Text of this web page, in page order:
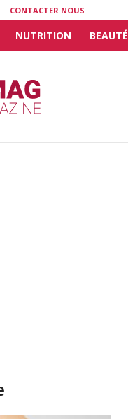
CONTACTER NOUS
NUTRITION BEAUTÉ